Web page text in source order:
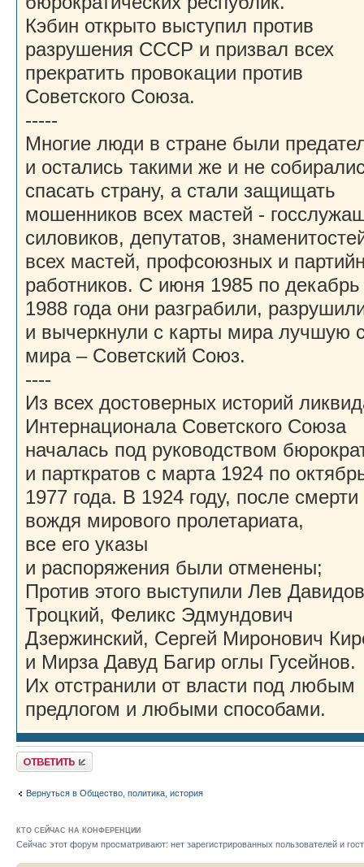
Кэбин открыто выступил против
разрушения СССР и призвал всех
прекратить провокации против
Советского Союза.
-----
Многие люди в стране были
и остались такими же и не
спасать страну, а стали защищать
мошенников всех мастей -
силовиков, депутатов,
всех мастей, профсоюзных и
работников. С июня 1985 по декабрь
1988 года они разграбили,
и вычеркнули с карты мира лучшую
мира – Советский Союз.
----
Из всех достоверных историй
Интернационала Советского Союза
началась под руководством
и парткратов с марта 1924 по
1977 года. В 1924 году, после смерти
вождя мирового пролетариата,
все его указы
и распоряжения были отменены;
Против этого выступили Лев
Троцкий, Феликс Эдмундович
Дзержинский, Сергей Миронович
и Мирза Давуд Багир оглы Гусейнов.
Их отстранили от власти под любым
предлогом и любыми способами.
Ответить
Вернуться в Общество, политика, история
КТО СЕЙЧАС НА КОНФЕРЕНЦИИ
Сейчас этот форум просматривают: нет зарегистрированных пользователей и